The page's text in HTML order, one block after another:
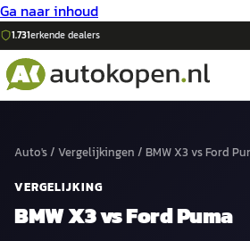
Ga naar inhoud
1.731erkende dealers
Auto's/ Vergelijkingen / BMW X3 vsFord
VERGELIJKING
BMW X3vsFord Puma